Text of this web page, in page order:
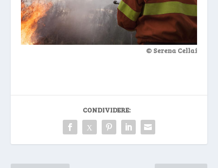
© Serena Cellai
CONDIVIDERE: